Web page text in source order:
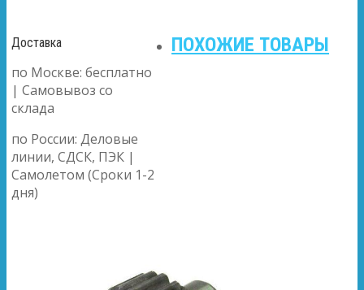
Доставка
по Москве: бесплатно
| Самовывоз со
склада
по России: Деловые
линии, СДСК, ПЭК |
Самолетом (Сроки 1-2
дня)
ПОХОЖИЕ ТОВАРЫ